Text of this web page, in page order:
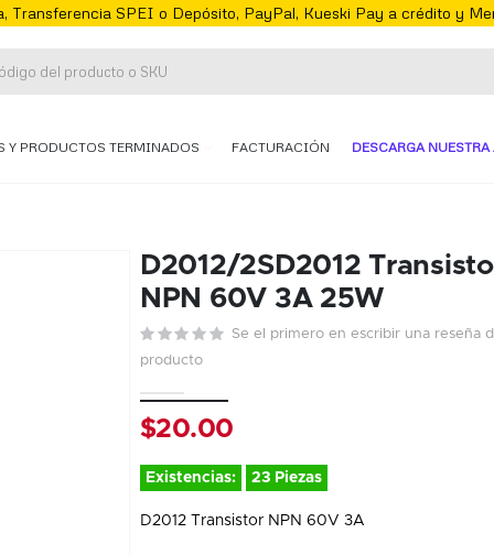
Transferencia SPEI o Depósito, PayPal, Kueski Pay a crédito y
Y PRODUCTOS TERMINADOS FACTURACIÓN DESCARGA NUESTRA
D2012/2SD2012
NPN 60V 3A 25W
Se el primero en escribir una reseña
producto
$20.00
Existencias: 23 Piezas
D2012 Transistor NPN 60V 3A